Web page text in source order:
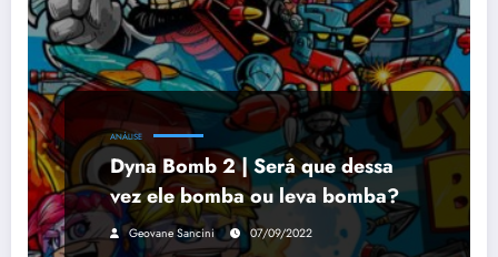
ANÁLISE
Dyna Bomb 2 | Será que dessa
vez ele bomba ou leva bomba?
Geovane Sancini 07/09/2022